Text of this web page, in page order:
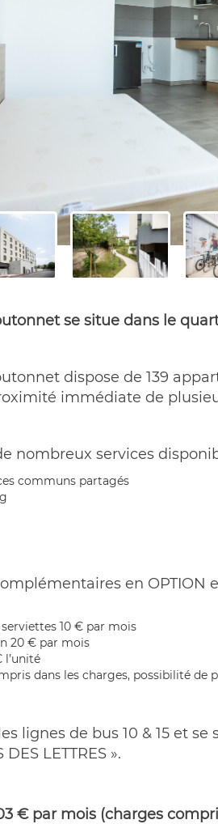
se situe dans le
dispose de 139
immédiate de
nombreux services
communs partagés
en OPTION
10 € par mois
20 € par mois
l’unité
dans les charges, possibilité
lignes de bus 10 & 15 et
DES LETTRES ».
€ par mois (charges